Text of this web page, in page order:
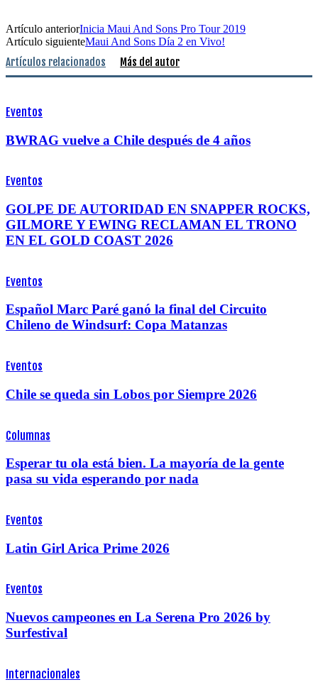
Artículo anteriorInicia Maui And Sons Pro Tour 2019
Artículo siguienteMaui And Sons Día 2 en Vivo!
Artículos relacionados Más del autor
Eventos
BWRAG vuelve a Chile después de 4 años
Eventos
GOLPE DE AUTORIDAD EN SNAPPER ROCKS,
GILMORE Y EWING RECLAMAN EL TRONO
EN EL GOLD COAST 2026
Eventos
Español Marc Paré ganó la final del Circuito
Chileno de Windsurf: Copa Matanzas
Eventos
Chile se queda sin Lobos por Siempre 2026
Columnas
Esperar tu ola está bien. La mayoría de la gente
pasa su vida esperando por nada
Eventos
Latin Girl Arica Prime 2026
Eventos
Nuevos campeones en La Serena Pro 2026 by
Surfestival
Internacionales